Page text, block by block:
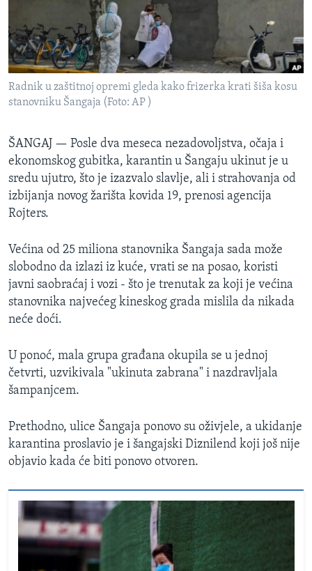
INTERVJU
Radnik u zaštitnoj opremi gleda kako frizerka krati šiša kosu
stanovniku Šangaja (Foto: AP )
ŠANGAJ — Posle dva meseca nezadovoljstva, očaja i
ekonomskog gubitka, karantin u Šangaju ukinut je u
sredu ujutro, što je izazvalo slavlje, ali i strahovanja od
izbijanja novog žarišta kovida 19, prenosi agencija
Rojters.
Većina od 25 miliona stanovnika Šangaja sada može
slobodno da izlazi iz kuće, vrati se na posao, koristi
javni saobraćaj i vozi - što je trenutak za koji je većina
stanovnika najvećeg kineskog grada mislila da nikada
neće doći.
U ponoć, mala grupa građana okupila se u jednoj
četvrti, uzvikivala "ukinuta zabrana" i nazdravljala
šampanjcem.
Prethodno, ulice Šangaja ponovo su oživjele, a ukidanje
karantina proslavio je i šangajski Diznilend koji još nije
objavio kada će biti ponovo otvoren.